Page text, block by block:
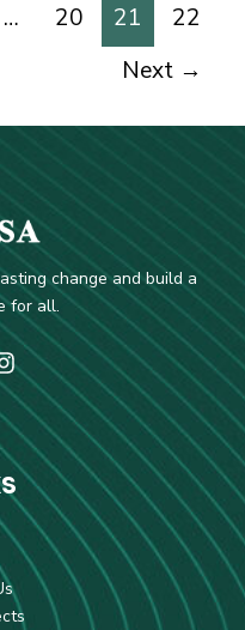
… 20 21
22
Next →
change and build a
for all.